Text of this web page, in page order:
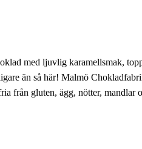
med ljuvlig karamellsmak,
än så här! Malmö
från gluten, ägg, nötter, mandlar